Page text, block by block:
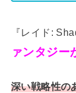
『レイド:
ァンタジー
深い戦略性の